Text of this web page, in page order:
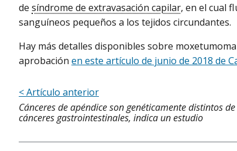
de síndrome de extravasación capilar, en el cual
sanguíneos pequeños a los tejidos circundantes.
Hay más detalles disponibles sobre
aprobación en este artículo de junio de 2018 de
< Artículo anterior
Cánceres de apéndice son genéticamente distintos
cánceres gastrointestinales, indica un estudio